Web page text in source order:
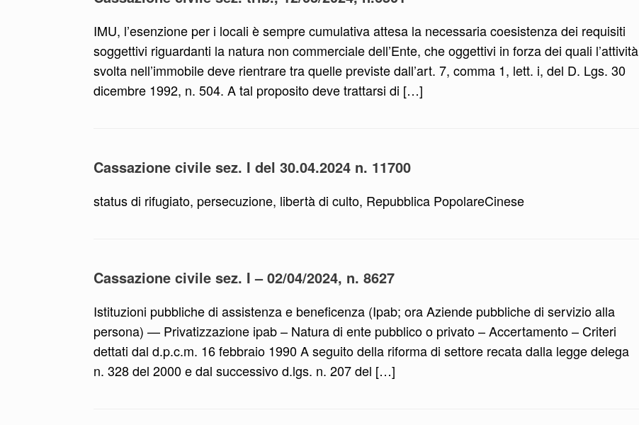
IMU, l’esenzione per i locali è sempre cumulativa attesa la necessaria coesistenza dei requisiti
soggettivi riguardanti la natura non commerciale dell’Ente, che oggettivi in forza dei quali l’attività
svolta nell’immobile deve rientrare tra quelle previste dall’art. 7, comma 1, lett. i, del D. Lgs. 30
dicembre 1992, n. 504. A tal proposito deve trattarsi di […]
Cassazione civile sez. I del 30.04.2024 n. 11700
status di rifugiato, persecuzione, libertà di culto, Repubblica PopolareCinese
Cassazione civile sez. I – 02/04/2024, n. 8627
Istituzioni pubbliche di assistenza e beneficenza (Ipab; ora Aziende pubbliche di servizio alla
persona) — Privatizzazione ipab – Natura di ente pubblico o privato – Accertamento – Criteri
dettati dal d.p.c.m. 16 febbraio 1990 A seguito della riforma di settore recata dalla legge delega
n. 328 del 2000 e dal successivo d.lgs. n. 207 del […]